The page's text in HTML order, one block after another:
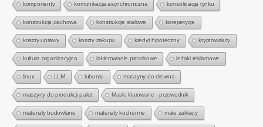
komponenty komunikacja asynchroniczna konsolidacja rynku
konstrukcja dachowa konstrukcje stalowe korepetycje
koszty uprawy koszty zakupu kredyt hipoteczny kryptowaluty
kultura organizacyjna lakierowanie proszkowe leżaki reklamowe
linux LLM lubuntu maszyny do drewna
maszyny do produkcji palet Masło klarowane - przewodnik
materiały budowlane materiały kuchenne małe zakłady